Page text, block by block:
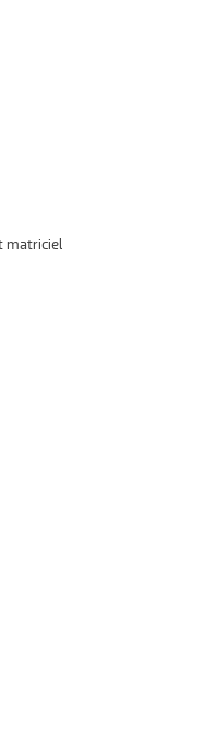
matriciel